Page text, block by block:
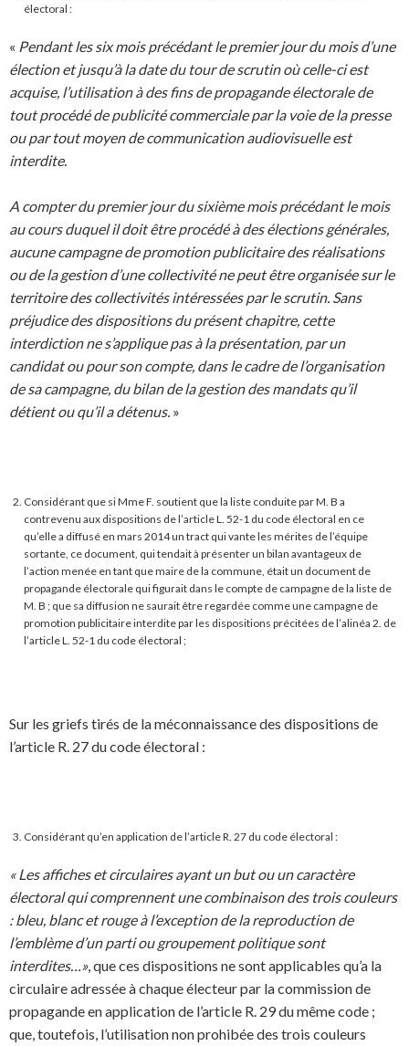
électoral :
« Pendant les six mois précédant le premier jour du mois d’une
élection et jusqu’à la date du tour de scrutin où celle-ci est
acquise, l’utilisation à des fins de propagande électorale de
tout procédé de publicité commerciale par la voie de la presse
ou par tout moyen de communication audiovisuelle est
interdite.
A compter du premier jour du sixième mois précédant le mois
au cours duquel il doit être procédé à des élections générales,
aucune campagne de promotion publicitaire des réalisations
ou de la gestion d’une collectivité ne peut être organisée sur le
territoire des collectivités intéressées par le scrutin. Sans
préjudice des dispositions du présent chapitre, cette
interdiction ne s’applique pas à la présentation, par un
candidat ou pour son compte, dans le cadre de l’organisation
de sa campagne, du bilan de la gestion des mandats qu’il
détient ou qu’il a détenus. »
Considérant que si Mme F. soutient que la liste conduite par M. B a
contrevenu aux dispositions de l’article L. 52-1 du code électoral en ce
qu’elle a diffusé en mars 2014 un tract qui vante les mérites de l’équipe
sortante, ce document, qui tendait à présenter un bilan avantageux de
l’action menée en tant que maire de la commune, était un document de
propagande électorale qui figurait dans le compte de campagne de la liste de
M. B ; que sa diffusion ne saurait être regardée comme une campagne de
promotion publicitaire interdite par les dispositions précitées de l’alinéa 2. de
l’article L. 52-1 du code électoral ;
Sur les griefs tirés de la méconnaissance des dispositions de
l’article R. 27 du code électoral :
Considérant qu’en application de l’article R. 27 du code électoral :
« Les affiches et circulaires ayant un but ou un caractère
électoral qui comprennent une combinaison des trois couleurs
: bleu, blanc et rouge à l’exception de la reproduction de
l’emblème d’un parti ou groupement politique sont
interdites…», que ces dispositions ne sont applicables qu’a la
circulaire adressée à chaque électeur par la commission de
propagande en application de l’article R. 29 du même code ;
que, toutefois, l’utilisation non prohibée des trois couleurs